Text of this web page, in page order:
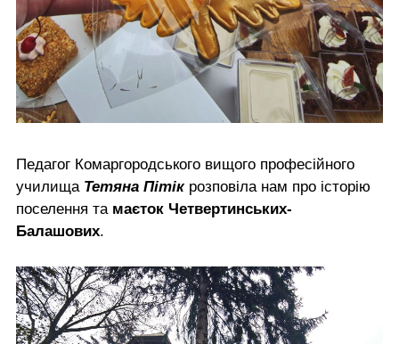
Педагог Комаргородського вищого професійного
училища Тетяна Пітік розповіла нам про історію
поселення та маєток Четвертинських-
Балашових.